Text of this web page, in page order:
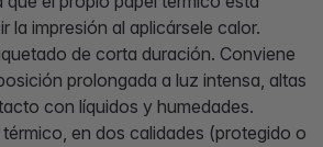
la impresión al aplicársele calor.
de corta duración. Conviene
prolongada a luz intensa, altas
con líquidos y humedades.
en dos calidades (protegido o